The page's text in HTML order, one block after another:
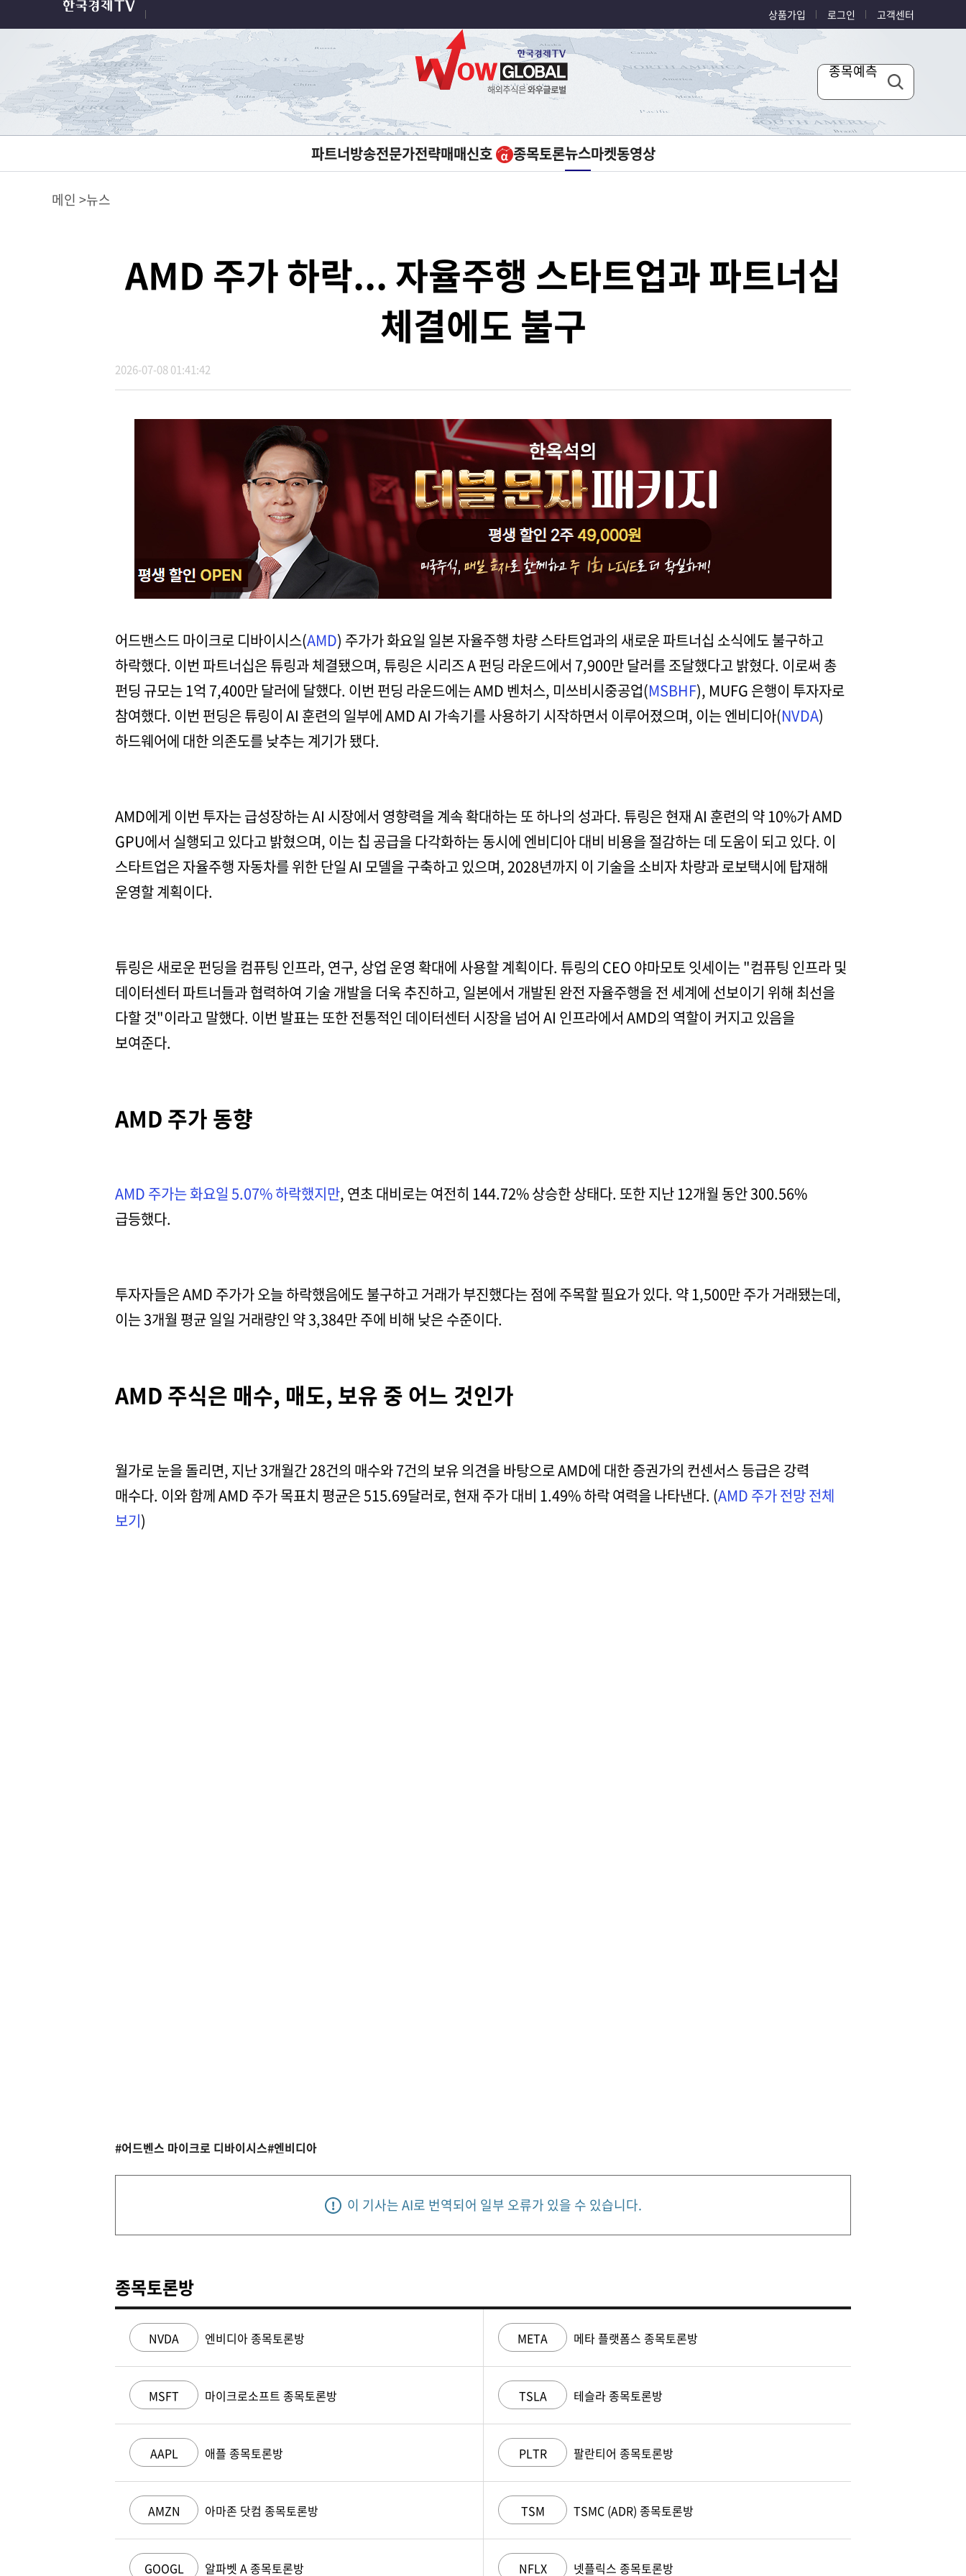
상품가입 로그인 고객센터
종목예측
파트너방송전문가전략매매신호 종목토론뉴스마켓동영상
메인 뉴스
AMD 주가 하락... 자율주행 스타트업과 파트너십
체결에도 불구
2026-07-08 01:41:42
어드밴스드 마이크로 디바이시스(AMD) 주가가 화요일 일본 자율주행 차량 스타트업과의 새로운 파트너십 소식에도 불구하고
하락했다. 이번 파트너십은 튜링과 체결됐으며, 튜링은 시리즈 A 펀딩 라운드에서 7,900만 달러를 조달했다고 밝혔다. 이로써 총
펀딩 규모는 1억 7,400만 달러에 달했다. 이번 펀딩 라운드에는 AMD 벤처스, 미쓰비시중공업(MSBHF), MUFG 은행이 투자자로
참여했다. 이번 펀딩은 튜링이 AI 훈련의 일부에 AMD AI 가속기를 사용하기 시작하면서 이루어졌으며, 이는 엔비디아(NVDA)
하드웨어에 대한 의존도를 낮추는 계기가 됐다.
AMD에게 이번 투자는 급성장하는 AI 시장에서 영향력을 계속 확대하는 또 하나의 성과다. 튜링은 현재 AI 훈련의 약 10%가 AMD
GPU에서 실행되고 있다고 밝혔으며, 이는 칩 공급을 다각화하는 동시에 엔비디아 대비 비용을 절감하는 데 도움이 되고 있다. 이
스타트업은 자율주행 자동차를 위한 단일 AI 모델을 구축하고 있으며, 2028년까지 이 기술을 소비자 차량과 로보택시에 탑재해
운영할 계획이다.
튜링은 새로운 펀딩을 컴퓨팅 인프라, 연구, 상업 운영 확대에 사용할 계획이다. 튜링의 CEO 야마모토 잇세이는 "컴퓨팅 인프라 및
데이터센터 파트너들과 협력하여 기술 개발을 더욱 추진하고, 일본에서 개발된 완전 자율주행을 전 세계에 선보이기 위해 최선을
다할 것"이라고 말했다. 이번 발표는 또한 전통적인 데이터센터 시장을 넘어 AI 인프라에서 AMD의 역할이 커지고 있음을
보여준다.
AMD 주가 동향
AMD 주가는 화요일 5.07% 하락했지만, 연초 대비로는 여전히 144.72% 상승한 상태다. 또한 지난 12개월 동안 300.56%
급등했다.
투자자들은 AMD 주가가 오늘 하락했음에도 불구하고 거래가 부진했다는 점에 주목할 필요가 있다. 약 1,500만 주가 거래됐는데,
이는 3개월 평균 일일 거래량인 약 3,384만 주에 비해 낮은 수준이다.
AMD 주식은 매수, 매도, 보유 중 어느 것인가
월가로 눈을 돌리면, 지난 3개월간 28건의 매수와 7건의 보유 의견을 바탕으로 AMD에 대한 증권가의 컨센서스 등급은 강력
매수다. 이와 함께 AMD 주가 목표치 평균은 515.69달러로, 현재 주가 대비 1.49% 하락 여력을 나타낸다. (AMD 주가 전망 전체
보기)
#어드벤스 마이크로 디바이시스#엔비디아
이 기사는 AI로 번역되어 일부 오류가 있을 수 있습니다.
종목토론방
NVDA 엔비디아 종목토론방
MSFT 마이크로소프트 종목토론방
AAPL 애플 종목토론방
AMZN 아마존 닷컴 종목토론방
GOOGL 알파벳 A 종목토론방
META 메타 플랫폼스 종목토론방
TSLA 테슬라 종목토론방
PLTR 팔란티어 종목토론방
TSM TSMC (ADR) 종목토론방
NFLX 넷플릭스 종목토론방